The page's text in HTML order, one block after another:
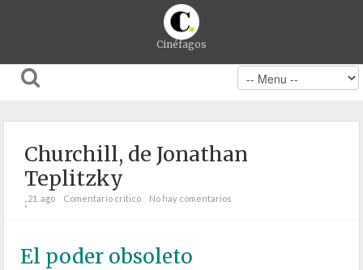
Cinéfagos
Churchill, de Jonathan
Teplitzky
;21. ago Comentario crítico No hay comentarios
El poder obsoleto